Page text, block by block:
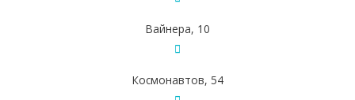
Вайнера, 10
Космонавтов, 54